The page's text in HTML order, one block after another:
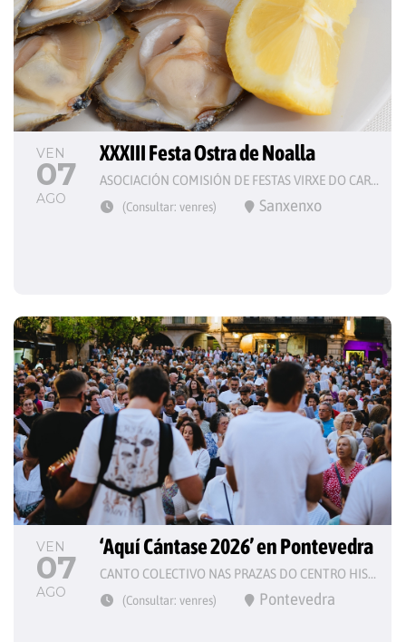
VEN
07
AGO
XXXIII Festa Ostra de Noalla
ASOCIACIÓN COMISIÓN DE FESTAS VIRXE DO CARME
(Consultar: venres) Sanxenxo
VEN
07
AGO
‘Aquí Cántase 2026’ en Pontevedra
CANTO COLECTIVO NAS PRAZAS DO CENTRO HISTÓRICO
(Consultar: venres) Pontevedra